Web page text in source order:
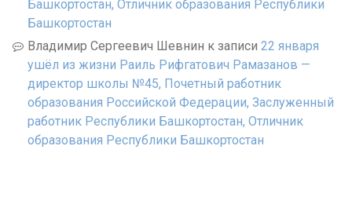
Башкортостан, Отличник образования Республики
Башкортостан
Владимир Сергеевич Шевнин к записи 22 января
ушёл из жизни Раиль Рифгатович Рамазанов —
директор школы №45, Почетный работник
образования Российской Федерации, Заслуженный
работник Республики Башкортостан, Отличник
образования Республики Башкортостан